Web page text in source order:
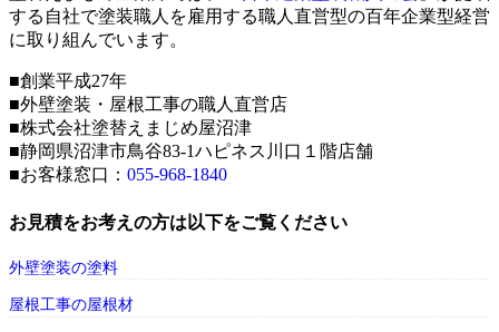
する自社で塗装職人を雇用する職人直営型の百年企業型経営
に取り組んでいます。
■創業平成27年
■外壁塗装・屋根工事の職人直営店
■株式会社塗替えまじめ屋沼津
■静岡県沼津市鳥谷83-1ハピネス川口１階店舗
■お客様窓口： 055-968-1840
お見積をお考えの方は以下をご覧ください
外壁塗装の塗料
屋根工事の屋根材